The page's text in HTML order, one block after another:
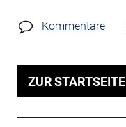
Kommentare
ZUR STARTSEITE